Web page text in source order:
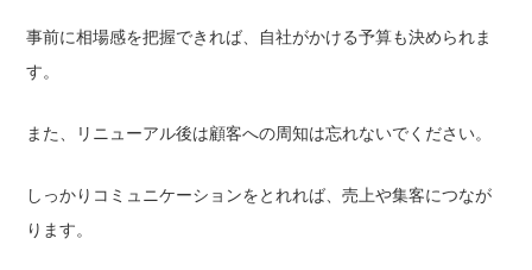
事前に相場感を把握できれば、自社がかける予算も決められま
す。
また、リニューアル後は顧客への周知は忘れないでください。
しっかりコミュニケーションをとれれば、売上や集客につなが
ります。